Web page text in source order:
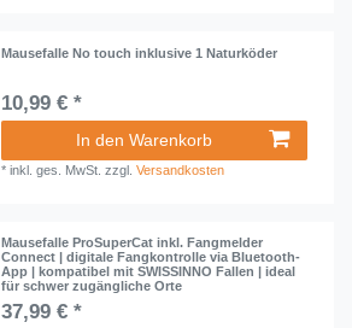
Mausefalle No touch inklusive 1 Naturköder
10,99 € *
In den Warenkorb
*inkl. ges. MwSt. zzgl.Versandkosten
Mausefalle ProSuperCat inkl. Fangmelder
Connect | digitale Fangkontrolle via Bluetooth-
App | kompatibel mit SWISSINNO Fallen | ideal
für schwer zugängliche Orte
37,99 € *